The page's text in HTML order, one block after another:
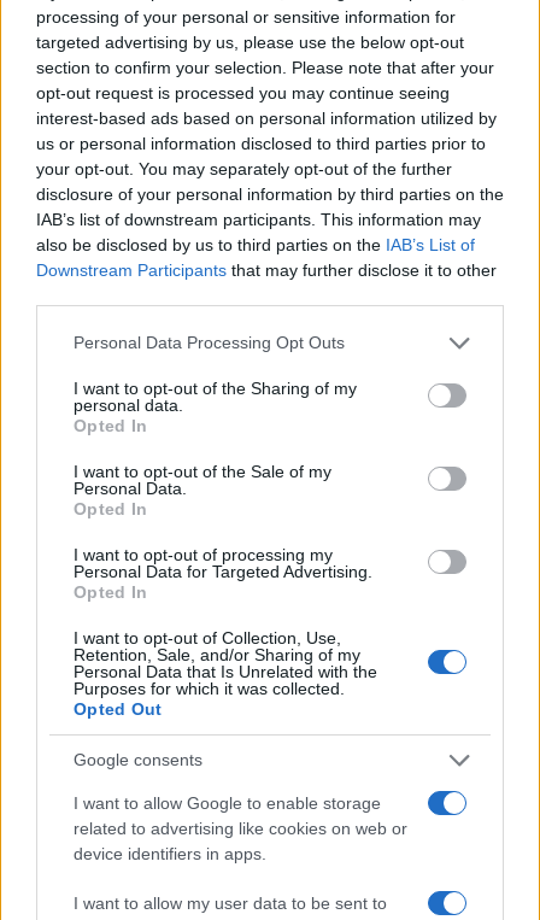
processing of your personal or sensitive information for
targeted advertising by us, please use the below opt-out
section to confirm your selection. Please note that after your
opt-out request is processed you may continue seeing
interest-based ads based on personal information utilized by
us or personal information disclosed to third parties prior to
your opt-out. You may separately opt-out of the further
disclosure of your personal information by third parties on the
IAB’s list of downstream participants. This information may
also be disclosed by us to third parties on the IAB’s List of
Downstream Participants that may further disclose it to other
Please note that this website/app uses one or more Google
not limited to your visit or usage behaviour. You may click to
grant or deny consent to Google and its third-party tags to
use your data for below specified purposes in below Google
consent section.
Personal Data Processing Opt Outs
I want to opt-out of the Sharing of my
personal data.
Opted In
I want to opt-out of the Sale of my
Personal Data.
Opted In
I want to opt-out of processing my
Personal Data for Targeted Advertising.
Opted In
I want to opt-out of Collection, Use,
Retention, Sale, and/or Sharing of my
Personal Data that Is Unrelated with the
Purposes for which it was collected.
Opted Out
Google consents
I want to allow Google to enable storage
related to advertising like cookies on web or
device identifiers in apps.
I want to allow my user data to be sent to
fonti veterinarie.
Continua a leggere
CANI